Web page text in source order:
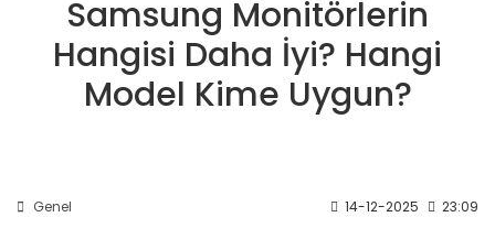
Samsung Monitörlerin
Hangisi Daha İyi? Hangi
Model Kime Uygun?
Genel 14-12-2025 23:09